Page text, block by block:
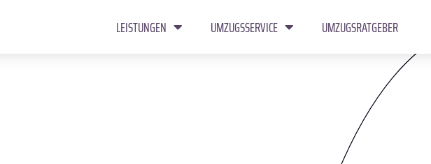
LEISTUNGEN UMZUGSSERVICE UMZUGSRATGEBER